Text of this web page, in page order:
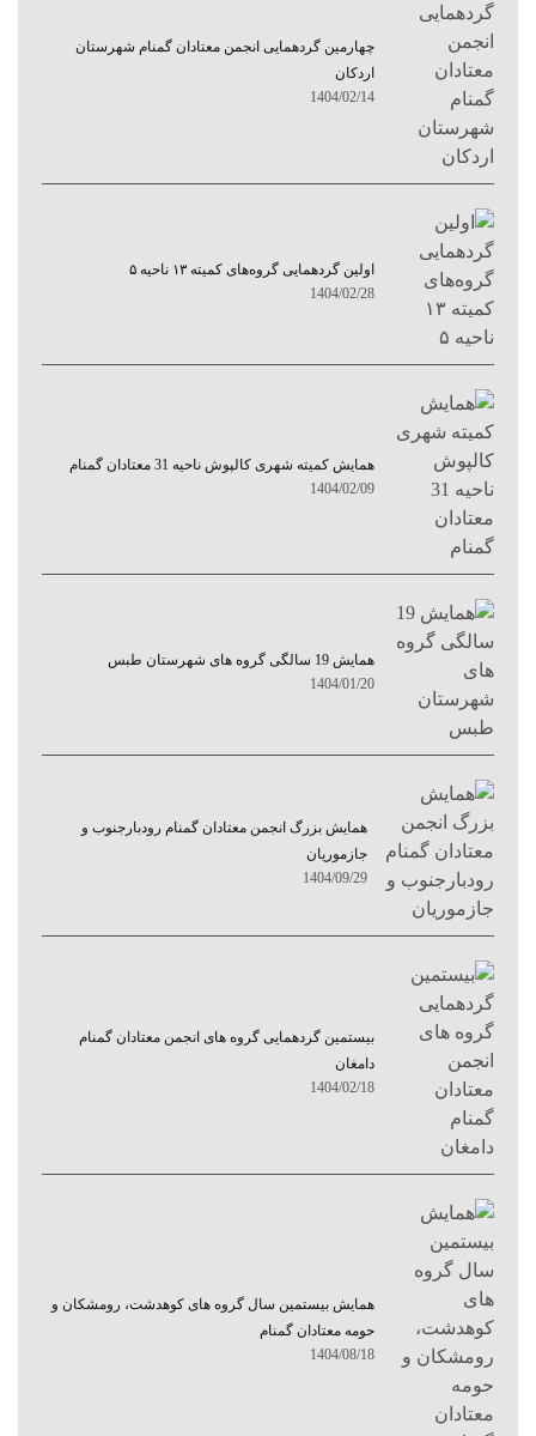
چهارمین گردهمایی انجمن معتادان گمنام شهرستان
اردکان
1404/02/14
اولین گردهمایی گروه‌های کمیته ۱۳ ناحیه ۵
1404/02/28
همایش کمیته شهری کالپوش ناحیه 31 معتادان گمنام
1404/02/09
همایش 19 سالگی گروه های شهرستان طبس
1404/01/20
همایش بزرگ انجمن معتادان گمنام رودبارجنوب و
جازموریان
1404/09/29
بیستمین گردهمایی گروه های انجمن معتادان گمنام
دامغان
1404/02/18
همایش بیستمین سال گروه های کوهدشت، رومشکان و
حومه معتادان گمنام
1404/08/18